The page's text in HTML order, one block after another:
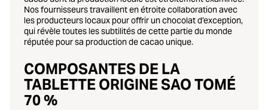
Nos fournisseurs travaillent en étroite collaboration avec
les producteurs locaux pour offrir un chocolat d’exception,
qui révèle toutes les subtilités de cette partie du monde
réputée pour sa production de cacao unique.
COMPOSANTES DE LA
TABLETTE ORIGINE SAO TOMÉ
70 %